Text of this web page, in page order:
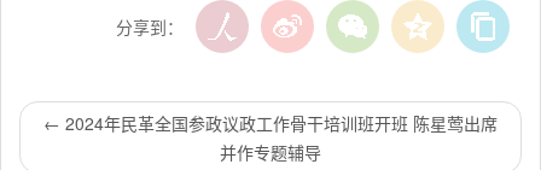
分享到：
← 2024年民革全国参政议政工作骨干培训班开班 陈星莺出席
并作专题辅导